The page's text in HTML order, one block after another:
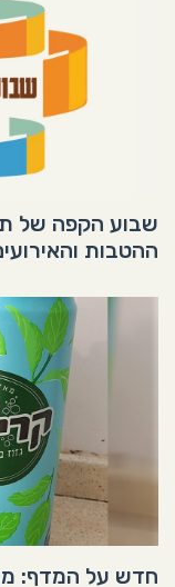
שבוע הקפה של
ההטבות
חדש על המדף: